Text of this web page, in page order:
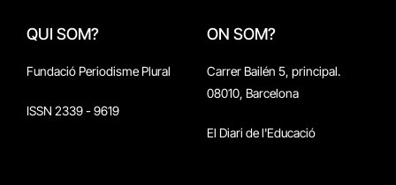
QUI SOM?
Fundació Periodisme Plural
ISSN 2339 - 9619
ON SOM?
Carrer Bailén 5, principal.
08010, Barcelona
El Diari de l'Educació